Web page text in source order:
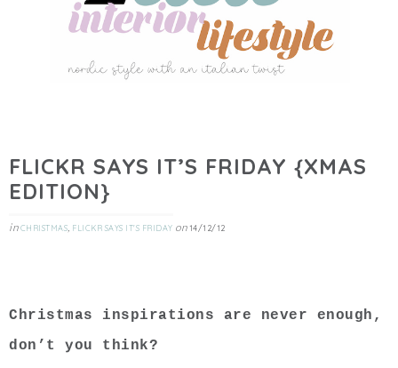
FLICKR SAYS IT’S FRIDAY {XMAS
EDITION}
inCHRISTMAS, FLICKR SAYS IT'S FRIDAY on14/12/12
Christmas inspirations are never enough,
don’t you think?